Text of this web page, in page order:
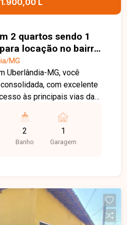
uma visita para conhecer
L
2 quartos sendo 1
locação no bairro
MG
MG
Uberlândia-MG, você
com excelente
às principais vias da
diversos comércios,
e qualidade de vida.
disponível para locação,
imóvel oferece ambientes
e funcionais, ideal
e comodidade no
2
Banho
1
Garagem